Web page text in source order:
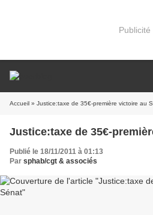
Publicité
Accueil » Justice:taxe de 35€-première victoire au
Justice:taxe de 35€-
Publié le 18/11/2011 à 01:13
Par sphab/cgt & associés